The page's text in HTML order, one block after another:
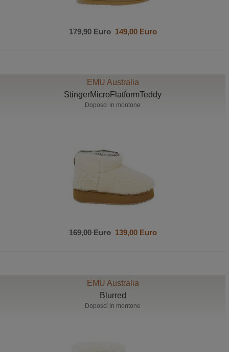
179,90 Euro149,00 Euro
EMU Australia
StingerMicroFlatformTeddy
Doposci in montone
169,00 Euro139,00 Euro
EMU Australia
Blurred
Doposci in montone